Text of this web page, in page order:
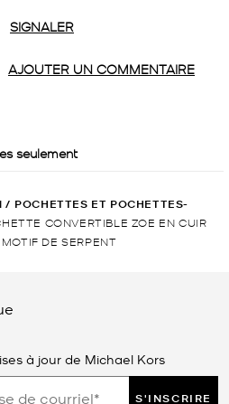
/ POCHETTES ET POCHETTES-
CONVERTIBLE ZOE EN CUIR
DE SERPENT
à jour de Michael Kors
S'INSCRIRE